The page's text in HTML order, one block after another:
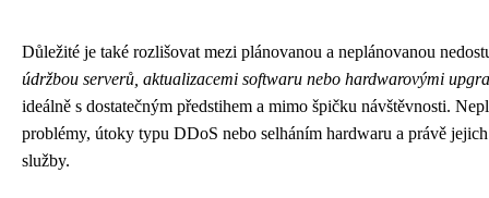
Důležité je také rozlišovat mezi plánovanou a neplánovanou
údržbou serverů, aktualizacemi softwaru nebo hardwarovými
ideálně s dostatečným předstihem a mimo špičku návštěvnosti.
problémy, útoky typu DDoS nebo selháním hardwaru a právě
služby.